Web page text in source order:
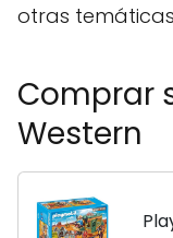
otras
Comprar
Western